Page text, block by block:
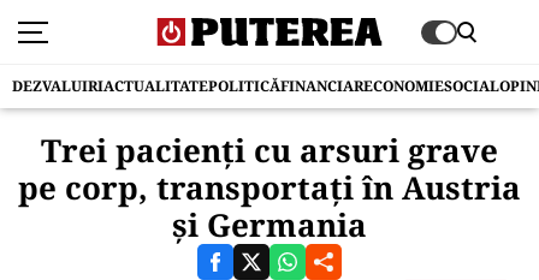
DEZVALUIRIACTUALITATEPOLITICĂFINANCIARECONOMIESOCIAL
Trei pacienți cu arsuri grave
pe corp, transportați în Austria
și Germania